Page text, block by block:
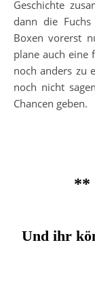
Geschichte
dann die
Boxen vorerst
plane auch eine
noch anders zu
noch nicht
Chancen geben.
**
Und ihr